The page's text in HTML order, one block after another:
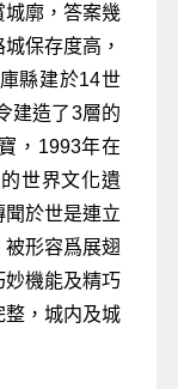
城廓，答案幾
保存度高，
縣建於14世
建造了3層的
，1993年在
世界文化遺
於世是連立
形容爲展翅
機能及精巧
整，城内及城